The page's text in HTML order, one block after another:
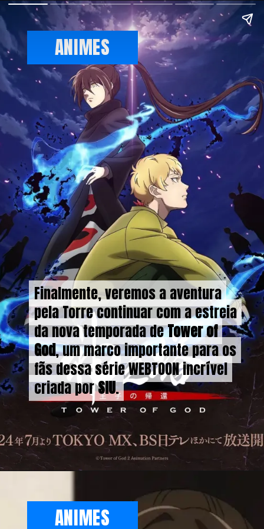
Finalmente, veremos a aventura
pela Torre continuar com a estreia
da nova temporada deTower of
God, um marco importante para os
fãs dessa série WEBTOON incrível
criada porSIU.
Finalmente, veremos a aventura
pela Torre continuar com a estreia
da nova temporada deTower of
God, um marco importante para os
fãs dessa série WEBTOON incrível
criada porSIU.
ANIMES
ANIMES